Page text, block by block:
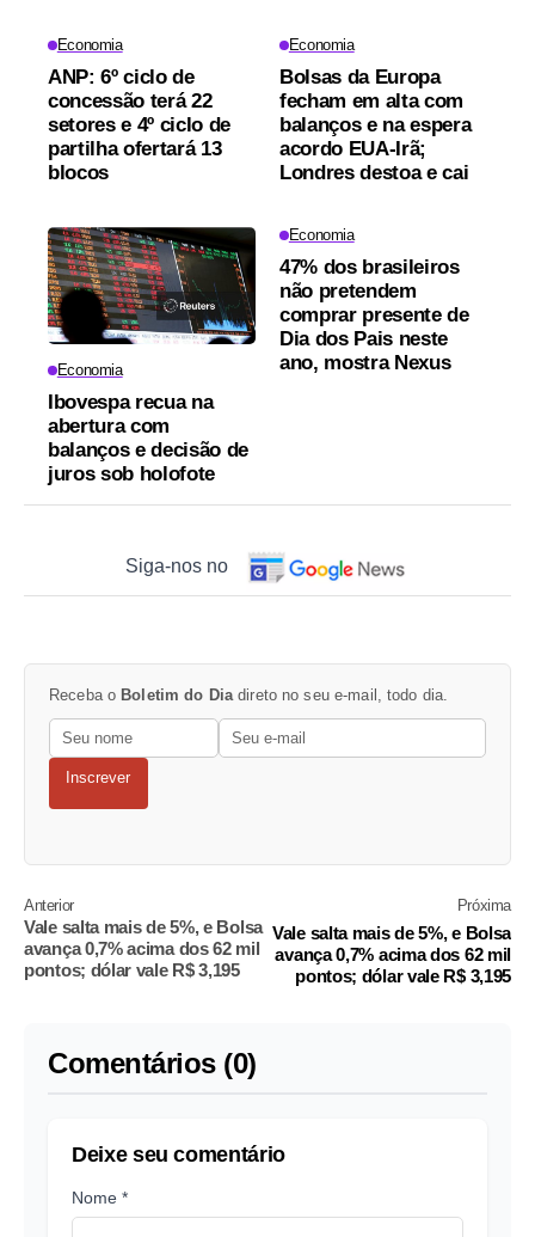
Economia
ANP: 6º ciclo de
concessão terá 22
setores e 4º ciclo de
partilha ofertará 13
blocos
Economia
Bolsas da Europa
fecham em alta com
balanços e na espera
acordo EUA-Irã;
Londres destoa e cai
Economia
Ibovespa recua na
abertura com
balanços e decisão de
juros sob holofote
Economia
47% dos brasileiros
não pretendem
comprar presente de
Dia dos Pais neste
ano, mostra Nexus
Siga-nos no
Receba o Boletim do Diadireto no seu e-mail, todo dia.
Inscrever
Anterior
Vale salta mais de 5%, e Bolsa
avança 0,7% acima dos 62 mil
pontos; dólar vale R$ 3,195
Próxima
Vale salta mais de 5%, e Bolsa
avança 0,7% acima dos 62 mil
pontos; dólar vale R$ 3,195
Comentários (0)
Deixe seu comentário
Nome *